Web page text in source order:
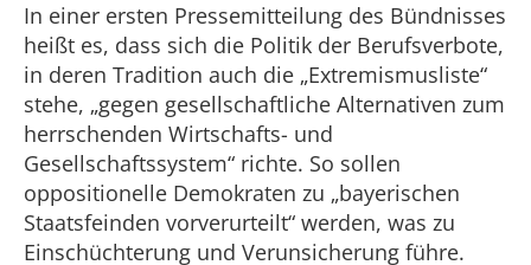
In einer ersten Pressemitteilung des Bündnisses
heißt es, dass sich die Politik der Berufsverbote,
in deren Tradition auch die „Extremismusliste“
stehe, „gegen gesellschaftliche Alternativen zum
herrschenden Wirtschafts- und
Gesellschaftssystem“ richte. So sollen
oppositionelle Demokraten zu „bayerischen
Staatsfeinden vorverurteilt“ werden, was zu
Einschüchterung und Verunsicherung führe.